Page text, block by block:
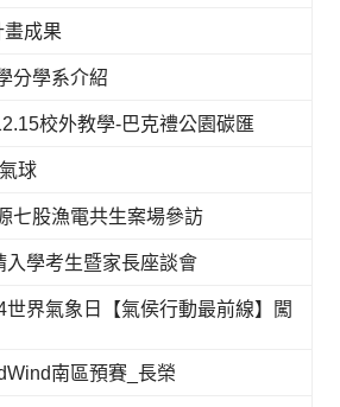
成果
分學系介紹
校外教學-巴克禮公園碳匯
球
七股漁電共生案場參訪
入學考生暨家長座談會
世界氣象日【氣侯行動最前線】闖
南區預賽_長榮